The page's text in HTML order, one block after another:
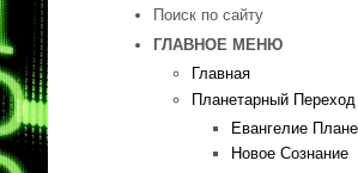
Поиск по сайту
ГЛАВНОЕ МЕНЮ
Главная
Планетарный Переход
Евангелие
Новое Сознание